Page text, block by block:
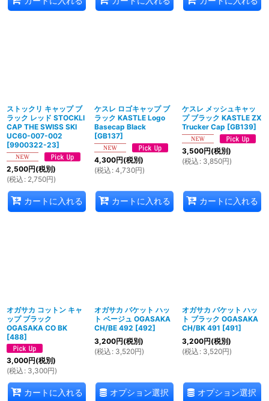
ストックリ キャップ ブ
ラック レッド STOCKLI
CAP THE SWISS SKI
UC60-007-002
[9900322-23]
2,500円(税別)
(税込 : 2,750円)
カートに入れる
ケスレ ロゴキャップ ブ
ラック KASTLE Logo
Basecap Black
[GB137]
4,300円(税別)
(税込 : 4,730円)
カートに入れる
ケスレ メッシュキャッ
プ ブラック KASTLE ZX
Trucker Cap [GB139]
3,500円(税別)
(税込 : 3,850円)
カートに入れる
オガサカ コットン キャ
ップ ブラック
OGASAKA CO BK
[488]
3,000円(税別)
(税込 : 3,300円)
カートに入れる
オガサカ バケット ハッ
ト ベージュ OGASAKA
CH/BE 492 [492]
3,200円(税別)
(税込 : 3,520円)
オプション選択
オガサカ バケット ハッ
ト ブラック OGASAKA
CH/BK 491 [491]
3,200円(税別)
(税込 : 3,520円)
オプション選択